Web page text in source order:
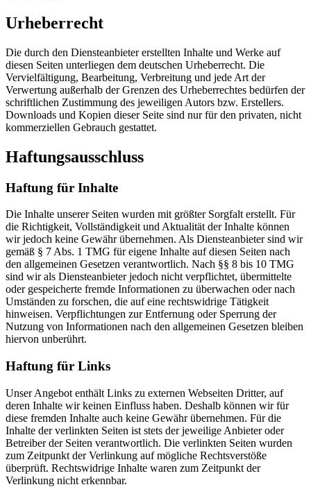
Urheberrecht
Die durch den Diensteanbieter erstellten Inhalte und Werke auf
diesen Seiten unterliegen dem deutschen Urheberrecht. Die
Vervielfältigung, Bearbeitung, Verbreitung und jede Art der
Verwertung außerhalb der Grenzen des Urheberrechtes bedürfen der
schriftlichen Zustimmung des jeweiligen Autors bzw. Erstellers.
Downloads und Kopien dieser Seite sind nur für den privaten, nicht
kommerziellen Gebrauch gestattet.
Haftungsausschluss
Haftung für Inhalte
Die Inhalte unserer Seiten wurden mit größter Sorgfalt erstellt. Für
die Richtigkeit, Vollständigkeit und Aktualität der Inhalte können
wir jedoch keine Gewähr übernehmen. Als Diensteanbieter sind wir
gemäß § 7 Abs. 1 TMG für eigene Inhalte auf diesen Seiten nach
den allgemeinen Gesetzen verantwortlich. Nach §§ 8 bis 10 TMG
sind wir als Diensteanbieter jedoch nicht verpflichtet, übermittelte
oder gespeicherte fremde Informationen zu überwachen oder nach
Umständen zu forschen, die auf eine rechtswidrige Tätigkeit
hinweisen. Verpflichtungen zur Entfernung oder Sperrung der
Nutzung von Informationen nach den allgemeinen Gesetzen bleiben
hiervon unberührt.
Haftung für Links
Unser Angebot enthält Links zu externen Webseiten Dritter, auf
deren Inhalte wir keinen Einfluss haben. Deshalb können wir für
diese fremden Inhalte auch keine Gewähr übernehmen. Für die
Inhalte der verlinkten Seiten ist stets der jeweilige Anbieter oder
Betreiber der Seiten verantwortlich. Die verlinkten Seiten wurden
zum Zeitpunkt der Verlinkung auf mögliche Rechtsverstöße
überprüft. Rechtswidrige Inhalte waren zum Zeitpunkt der
Verlinkung nicht erkennbar.